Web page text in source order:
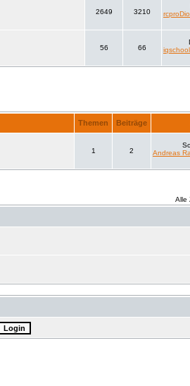
2649 3210
56 66
Themen Beiträge
1 2
Andreas
Alle